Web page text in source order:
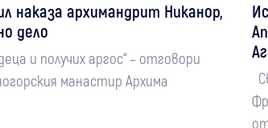
наказа архимандрит Никанор,
дело
и получих аргос“ – отговори
манастир Архима